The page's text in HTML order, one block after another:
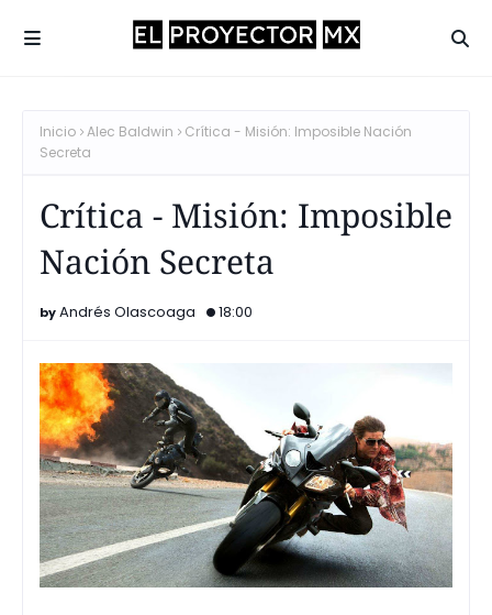
Inicio Alec Baldwin
Crítica - Misión: Imposible Nación
Secreta
Crítica - Misión: Imposible
Nación Secreta
Andrés Olascoaga 18:00